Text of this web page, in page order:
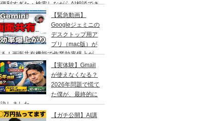
利すぎた・検索しながらAI相談でき
なりました。AI初心者の社長向け
【緊急動画】
Googleジェミニの
デスクトップ用ア
プリ（mac版）が
！画面共有機能で作業効率爆上が
【実体験】Gmail
が使えなくなる？
2026年問題で慌て
た僕が、最終的に
しました
【ガチ公開】AI講